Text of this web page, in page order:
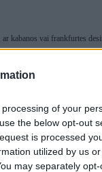
of your
the below opt-out
is processed
utilized by us
may separately
kabanos vai frankfurtes
koments - kur